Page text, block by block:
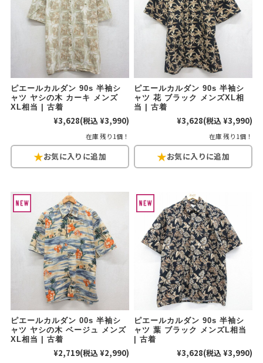
Search by Sizeサイズから探す（メンズ）
ジャケット XS L XL
スウェット XS L XL
長袖シャツ XS M L XL
半袖シャツ XS S L XL
Tシャツ XS S M L XL
W35,W36
W37以上
Search by Maniacマニアックから探す
バンド
Tシャツ
アニメ
Tシャツ
映画
Tシャツ
USA製
ピエールカルダン 90s 半袖シ
ャツ ヤシの木 カーキ メンズ
XL相当 | 古着
¥3,628(税込 ¥3,990)
在庫 残り1個！
ピエールカルダン 90s 半袖シ
ャツ 花 ブラック メンズXL相
当 | 古着
¥3,628(税込 ¥3,990)
在庫 残り1個！
ピエールカルダン 00s 半袖シ
ャツ ヤシの木 ベージュ メンズ
XL相当 | 古着
¥2,719(税込 ¥2,990)
ピエールカルダン 90s 半袖シ
ャツ 葉 ブラック メンズL相当
| 古着
¥3,628(税込 ¥3,990)